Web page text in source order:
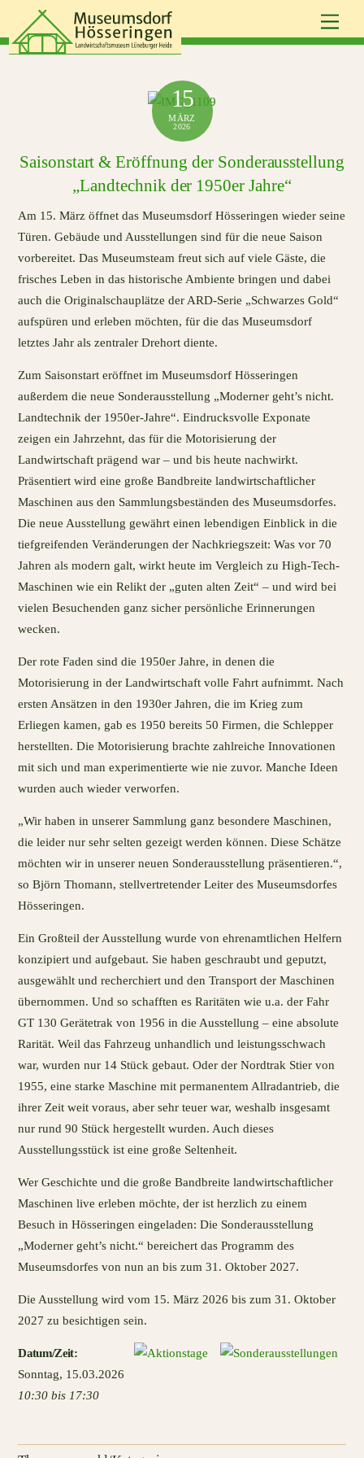
content
15
MÄRZ
2026
Saisonstart & Eröffnung der Sonderausstellung
„Landtechnik der 1950er Jahre“
Am 15. März öffnet das Museumsdorf Hösseringen wieder seine
Türen. Gebäude und Ausstellungen sind für die neue Saison
vorbereitet. Das Museumsteam freut sich auf viele Gäste, die
frisches Leben in das historische Ambiente bringen und dabei
auch die Originalschauplätze der ARD-Serie „Schwarzes Gold“
aufspüren und erleben möchten, für die das Museumsdorf
letztes Jahr als zentraler Drehort diente.
Zum Saisonstart eröffnet im Museumsdorf Hösseringen
außerdem die neue Sonderausstellung „Moderner geht’s nicht.
Landtechnik der 1950er-Jahre“. Eindrucksvolle Exponate
zeigen ein Jahrzehnt, das für die Motorisierung der
Landwirtschaft prägend war – und bis heute nachwirkt.
Präsentiert wird eine große Bandbreite landwirtschaftlicher
Maschinen aus den Sammlungsbeständen des Museumsdorfes.
Die neue Ausstellung gewährt einen lebendigen Einblick in die
tiefgreifenden Veränderungen der Nachkriegszeit: Was vor 70
Jahren als modern galt, wirkt heute im Vergleich zu High-Tech-
Maschinen wie ein Relikt der „guten alten Zeit“ – und wird bei
vielen Besuchenden ganz sicher persönliche Erinnerungen
wecken.
Der rote Faden sind die 1950er Jahre, in denen die
Motorisierung in der Landwirtschaft volle Fahrt aufnimmt. Nach
ersten Ansätzen in den 1930er Jahren, die im Krieg zum
Erliegen kamen, gab es 1950 bereits 50 Firmen, die Schlepper
herstellten. Die Motorisierung brachte zahlreiche Innovationen
mit sich und man experimentierte wie nie zuvor. Manche Ideen
wurden auch wieder verworfen.
„Wir haben in unserer Sammlung ganz besondere Maschinen,
die leider nur sehr selten gezeigt werden können. Diese Schätze
möchten wir in unserer neuen Sonderausstellung präsentieren.“,
so Björn Thomann, stellvertretender Leiter des Museumsdorfes
Hösseringen.
Ein Großteil der Ausstellung wurde von ehrenamtlichen Helfern
konzipiert und aufgebaut. Sie haben geschraubt und geputzt,
ausgewählt und recherchiert und den Transport der Maschinen
übernommen. Und so schafften es Raritäten wie u.a. der Fahr
GT 130 Gerätetrak von 1956 in die Ausstellung – eine absolute
Rarität. Weil das Fahrzeug unhandlich und leistungsschwach
war, wurden nur 14 Stück gebaut. Oder der Nordtrak Stier von
1955, eine starke Maschine mit permanentem Allradantrieb, die
ihrer Zeit weit voraus, aber sehr teuer war, weshalb insgesamt
nur rund 90 Stück hergestellt wurden. Auch dieses
Ausstellungsstück ist eine große Seltenheit.
Wer Geschichte und die große Bandbreite landwirtschaftlicher
Maschinen live erleben möchte, der ist herzlich zu einem
Besuch in Hösseringen eingeladen: Die Sonderausstellung
„Moderner geht’s nicht.“ bereichert das Programm des
Museumsdorfes von nun an bis zum 31. Oktober 2027.
Die Ausstellung wird vom 15. März 2026 bis zum 31. Oktober
2027 zu besichtigen sein.
Datum/Zeit:
Sonntag, 15.03.2026
10:30 bis 17:30